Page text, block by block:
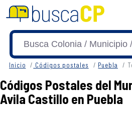
Inicio Códigos postales Puebla
Códigos Postales del
Avila Castillo en Puebla